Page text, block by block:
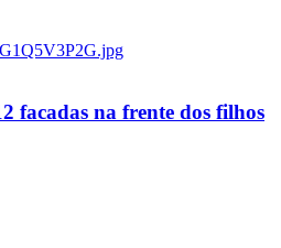
facadas na frente dos filhos